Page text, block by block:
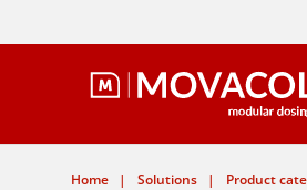
Home | Solutions | Product